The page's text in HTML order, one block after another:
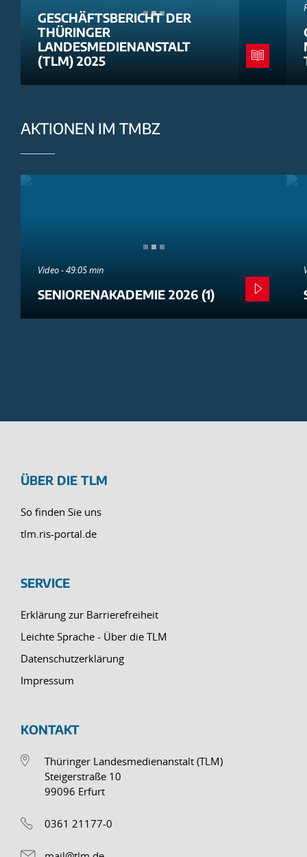
GESCHÄFTSBERICHT DER
THÜRINGER
LANDESMEDIENANSTALT
(TLM) 2025
AKTIONEN IM TMBZ
Video - 49:05 min
SENIORENAKADEMIE 2026 (1)
ÜBER DIE TLM
So finden Sie uns
tlm.ris-portal.de
SERVICE
Erklärung zur Barrierefreiheit
Leichte Sprache - Über die TLM
Datenschutzerklärung
Impressum
KONTAKT
Thüringer Landesmedienanstalt (TLM)
Steigerstraße 10
99096 Erfurt
0361 21177-0